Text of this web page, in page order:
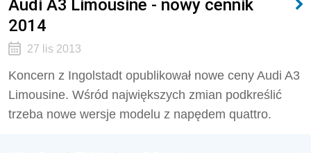
Audi A3 Limousine - nowy cennik
2014
27 lis 2013
Koncern z Ingolstadt opublikował nowe ceny Audi A3
Limousine. Wśród największych zmian podkreślić
trzeba nowe wersje modelu z napędem quattro.